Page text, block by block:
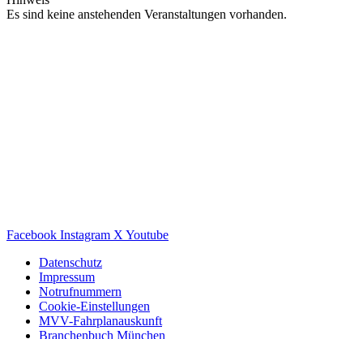
Es sind keine anstehenden Veranstaltungen vorhanden.
Facebook Instagram X Youtube
Datenschutz
Impressum
Notrufnummern
Cookie-Einstellungen
MVV-Fahrplanauskunft
Branchenbuch München